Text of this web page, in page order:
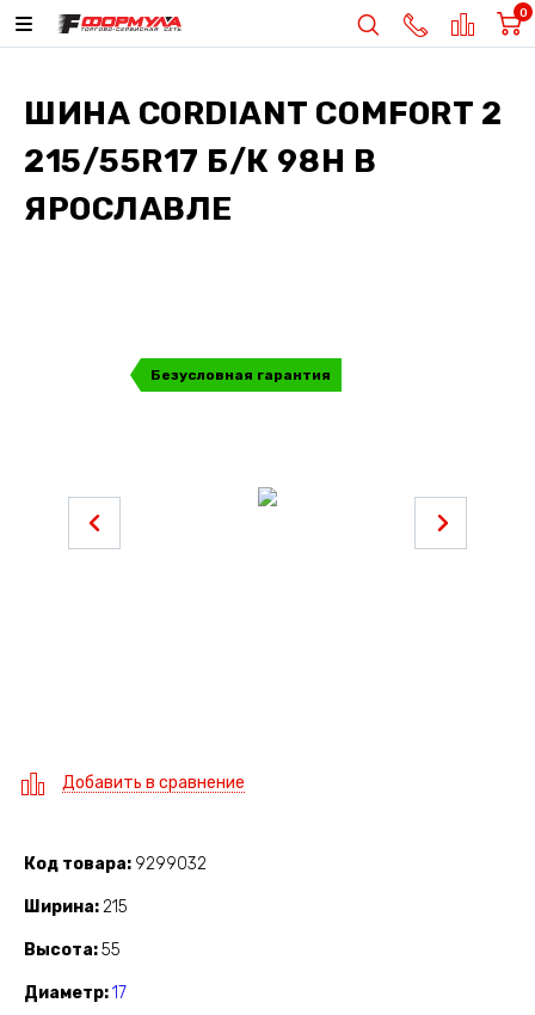
0
ШИНА CORDIANT COMFORT 2
215/55R17 Б/К 98H В
ЯРОСЛАВЛЕ
Безусловная гарантия
Добавить в сравнение
Код товара 9299032
Ширина 215
Высота 55
Диаметр 17